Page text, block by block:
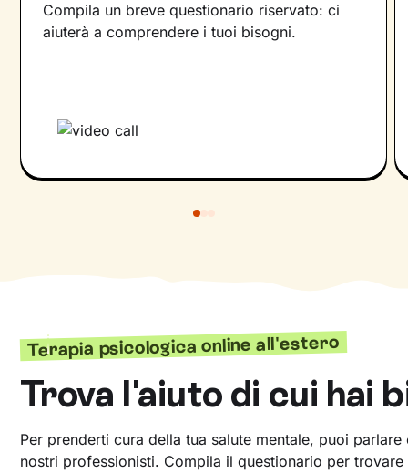
Compila un breve questionario riservato: ci
aiuterà a comprendere i tuoi bisogni.
Terapia psicologica online all'estero
Trova l'aiuto di cui hai
Per prenderti cura della tua salute mentale, puoi
nostri professionisti. Compila il questionario per